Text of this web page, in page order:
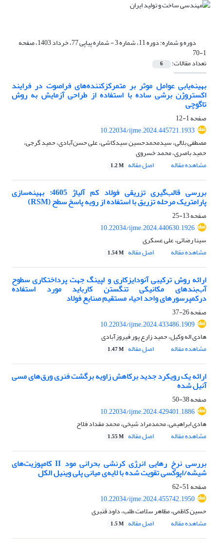
دوره و شماره: دوره 11، شماره 3 - شماره پیاپی 77، خرداد 1403، صفحه
1-70
تعداد مقالات: 6
بهینه‌یابی عوامل موثر بر متمرکزکننده‌های فراصوت در فرایند
اکستروژن برشی ساده با استفاده از طراحی آزمایش به روش
تاگوچی
صفحه1-12
10.22034/ijme.2024.445721.1933
مصطفی بلالی، سیدمحمدحسین سیدکاشی، علی حسن‌آبادی، حمید گرجی،
حمید باصری، محمد خسروی
مشاهده مقاله
اصل مقاله 1.2 M
بررسی قالب‌گیری تزریقی فولاد کم آلیاژ 4605: بهینه‌سازی
پارامتریک مرحله تزریق با استفاده از رویه پاسخ سطح (RSM)
صفحه13-25
10.22034/ijme.2024.440630.1926
سینا رضائی، علی عسکری
مشاهده مقاله
اصل مقاله 1.54 M
ارائه روش ترکیبی آنودایزکاری و لپینگ جهت پرداختکاری سطوح
آب‌بندهای مکانیکی تنگستن کارباید مورد استفاده
درکمپرسورهای واحد احیاء مستقیم صنایع فولاد
صفحه26-37
10.22034/ijme.2024.433486.1909
هادی اله وکیل، حمید زارع پور فیروزآبادی
مشاهده مقاله
اصل مقاله 1.47 M
ارائه یک رویکرد جدید برکاهش زاویه برگشت فنری ورق‌های مسی
آنیل شده
صفحه38-50
10.22034/ijme.2024.429401.1886
هادی ابراهیمی، محمدمراد شیخی، محمد مقداد فلاح
مشاهده مقاله
اصل مقاله 1.55 M
بررسی نرخ رهایی انرژی کرنشی بحرانی مود II کامپوزیت‌های
شیشه/اپوکسی تقویت شده با لایه‌ی میانی پلی وینیل الکل
صفحه51-62
10.22034/ijme.2024.455742.1950
حسین کاظمی، مظاهر سلامت طلب، داود قنبری
مشاهده مقاله
اصل مقاله 1.5 M